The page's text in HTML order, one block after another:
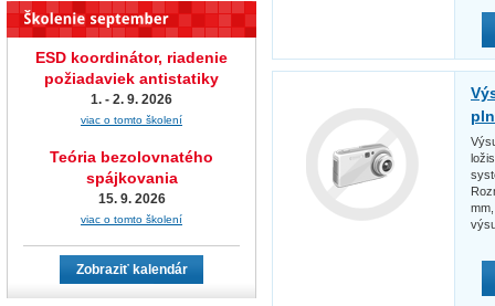
ESD koordinátor, riadenie
požiadaviek antistatiky
1. - 2. 9. 2026
viac o tomto školení
Teória bezolovnatého
spájkovania
15. 9. 2026
viac o tomto školení
Zobraziť kalendár